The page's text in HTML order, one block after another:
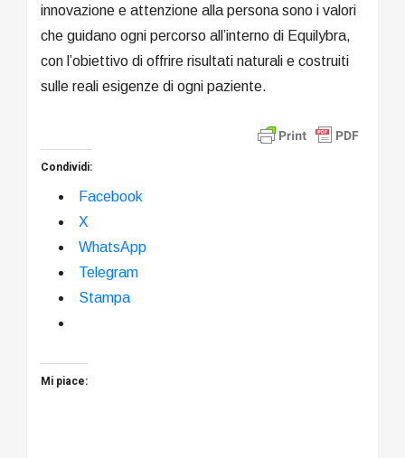
innovazione e attenzione alla persona sono i valori
che guidano ogni percorso all’interno di Equilybra,
con l’obiettivo di offrire risultati naturali e costruiti
sulle reali esigenze di ogni paziente.
Condividi:
Facebook
X
WhatsApp
Telegram
Stampa
Mi piace: